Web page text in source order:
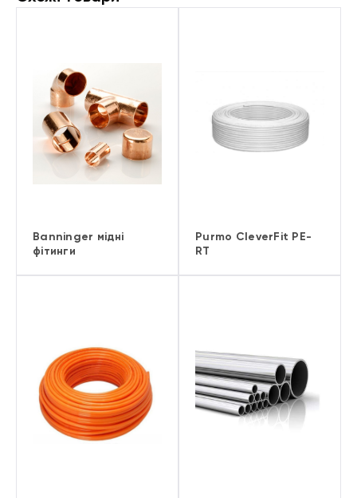
Banninger мідні
фітинги
Purmo CleverFit PE-
RT